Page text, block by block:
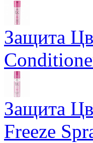
Защита
Защита
Freeze